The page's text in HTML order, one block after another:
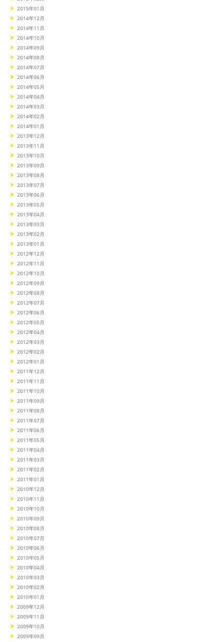
2015年01月
2014年12月
2014年11月
2014年10月
2014年09月
2014年08月
2014年07月
2014年06月
2014年05月
2014年04月
2014年03月
2014年02月
2014年01月
2013年12月
2013年11月
2013年10月
2013年09月
2013年08月
2013年07月
2013年06月
2013年05月
2013年04月
2013年03月
2013年02月
2013年01月
2012年12月
2012年11月
2012年10月
2012年09月
2012年08月
2012年07月
2012年06月
2012年05月
2012年04月
2012年03月
2012年02月
2012年01月
2011年12月
2011年11月
2011年10月
2011年09月
2011年08月
2011年07月
2011年06月
2011年05月
2011年04月
2011年03月
2011年02月
2011年01月
2010年12月
2010年11月
2010年10月
2010年09月
2010年08月
2010年07月
2010年06月
2010年05月
2010年04月
2010年03月
2010年02月
2010年01月
2009年12月
2009年11月
2009年10月
2009年09月